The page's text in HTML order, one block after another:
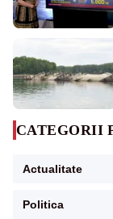
CATEGORII
Actualitate
Politica